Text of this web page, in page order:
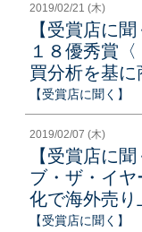
2019/02/21 (木)
【受賞店に
１８優秀賞
買分析を基に
【受賞店に聞く】
2019/02/07 (木)
【受賞店に
ブ・ザ・イ
化で海外売り
【受賞店に聞く】